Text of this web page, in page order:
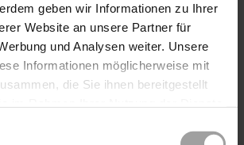
geben wir Informationen zu Ihrer
Website an unsere Partner für
und Analysen weiter. Unsere
Informationen möglicherweise mit
die Sie ihnen bereitgestellt
pneumatico diretto
..-06-R280